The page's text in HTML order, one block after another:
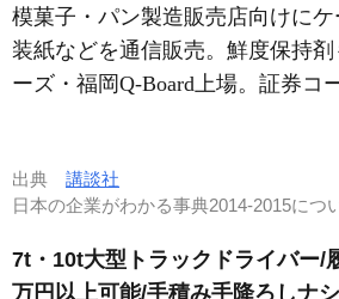
模菓子・パン製造販売店向けに
装紙などを通信販売。鮮度保持
ーズ・福岡Q-Board上場。証券コー
出典 講談社
日本の企業がわかる事典2014-2015に
7t・10t大型トラックドライバー/
万円以上可能/手積み手降ろしナシ